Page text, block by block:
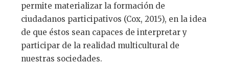
permite materializar la formación de
ciudadanos participativos (Cox, 2015), en la idea
de que éstos sean capaces de interpretar y
participar de la realidad multicultural de
nuestras sociedades.